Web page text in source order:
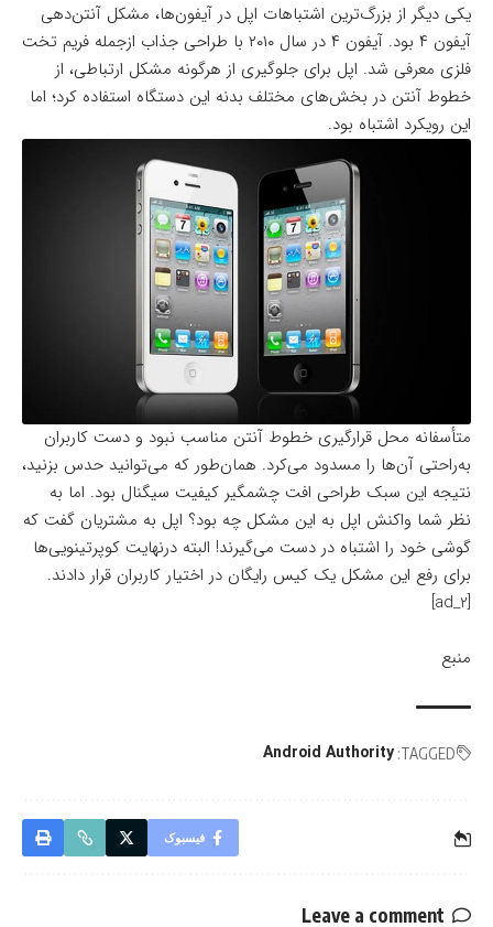
یکی دیگر از بزرگ‌ترین اشتباهات اپل در آیفون‌ها، مشکل آنتن‌دهی
آیفون ۴ بود. آیفون ۴ در سال ۲۰۱۰ با طراحی جذاب ازجمله فریم تخت
فلزی معرفی شد. اپل برای جلوگیری از هرگونه مشکل ارتباطی، از
خطوط آنتن در بخش‌های مختلف بدنه این دستگاه استفاده کرد؛ اما
این رویکرد اشتباه بود.
متأسفانه محل قرارگیری خطوط آنتن مناسب نبود و دست کاربران
به‌راحتی آن‌ها را مسدود می‌کرد. همان‌طور که می‌توانید حدس بزنید،
نتیجه این سبک طراحی افت چشمگیر کیفیت سیگنال بود. اما به
نظر شما واکنش اپل به این مشکل چه بود؟ اپل به مشتریان گفت که
گوشی خود را اشتباه در دست می‌گیرند! البته درنهایت کوپرتینویی‌ها
برای رفع این مشکل یک کیس رایگان در اختیار کاربران قرار دادند.
[ad_2]
منبع
TAGGED:
Android Authority
فیسبوک
Leave a comment